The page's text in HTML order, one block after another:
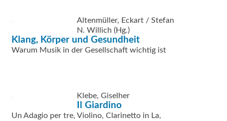
Altenmüller, Eckart / Stefan
N. Willich (Hg.)
Klang, Körper und Gesundheit
Warum Musik in der Gesellschaft wichtig ist
Klebe, Giselher
Il Giardino
Un Adagio per tre, Violino, Clarinetto in La,